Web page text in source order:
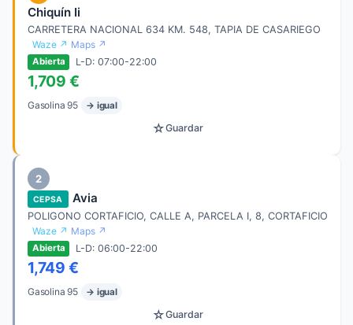
Chiquín Ii
CARRETERA NACIONAL 634 KM. 548, TAPIA DE CASARIEGO
Waze ↗ Maps ↗
Abierta L-D: 07:00-22:00
1,709 €
Gasolina 95 → igual
☆Guardar
2
CEPSA Avia
POLIGONO CORTAFICIO, CALLE A, PARCELA I, 8, CORTAFICIO
Waze ↗ Maps ↗
Abierta L-D: 06:00-22:00
1,749 €
Gasolina 95 → igual
☆Guardar